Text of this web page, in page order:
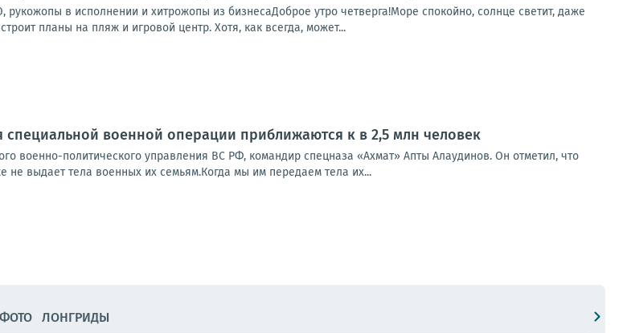
рукожопы в исполнении и хитрожопы из бизнесаДоброе утро четверга!Море спокойно, солнце светит, даже
планы на пляж и игровой центр. Хотя, как всегда, может...
военной операции приближаются к в 2,5 млн человек
военно-политического управления ВС РФ, командир спецназа «Ахмат» Апты Алаудинов. Он отметил, что
не выдает тела военных их семьям.Когда мы им передаем тела их...
ФОТО ЛОНГРИДЫ